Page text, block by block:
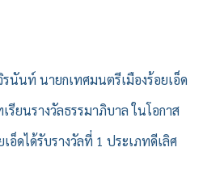
นันท์ นายกเทศมนตรีเมืองร้อยเอ็ด
รียนรางวัลธรรมาภิบาล ในโอกาส
อ็ดได้รับรางวัลที่ 1 ประเภทดีเลิศ